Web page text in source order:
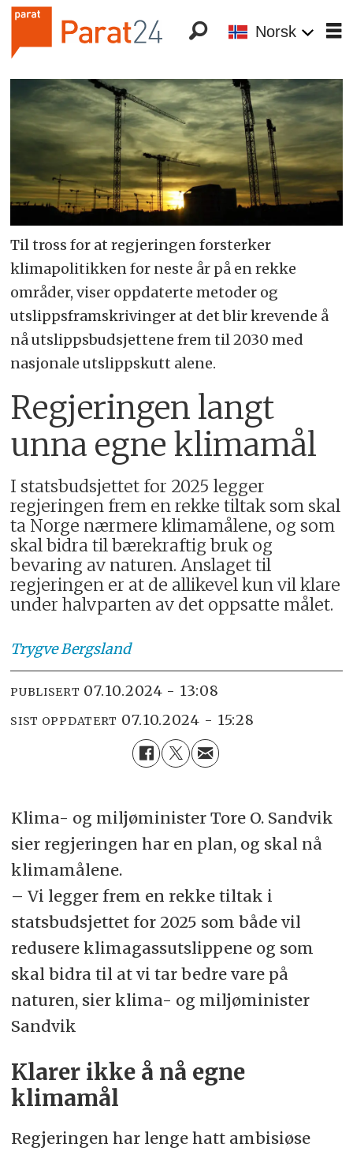
Norsk
Til tross for at regjeringen forsterker
klimapolitikken for neste år på en rekke
områder, viser oppdaterte metoder og
utslippsframskrivinger at det blir krevende å
nå utslippsbudsjettene frem til 2030 med
nasjonale utslippskutt alene.
Regjeringen langt
unna egne klimamål
I statsbudsjettet for 2025 legger
regjeringen frem en rekke tiltak som skal
ta Norge nærmere klimamålene, og som
skal bidra til bærekraftig bruk og
bevaring av naturen. Anslaget til
regjeringen er at de allikevel kun vil klare
under halvparten av det oppsatte målet.
TrygveBergsland
PUBLISERT 07.10.2024 - 13:08
SIST OPPDATERT 07.10.2024 - 15:28
Klima- og miljøminister Tore O. Sandvik
sier regjeringen har en plan, og skal nå
klimamålene.
– Vi legger frem en rekke tiltak i
statsbudsjettet for 2025 som både vil
redusere klimagassutslippene og som
skal bidra til at vi tar bedre vare på
naturen, sier klima- og miljøminister
Sandvik
Klarer ikke å nå egne
klimamål
Regjeringen har lenge hatt ambisiøse